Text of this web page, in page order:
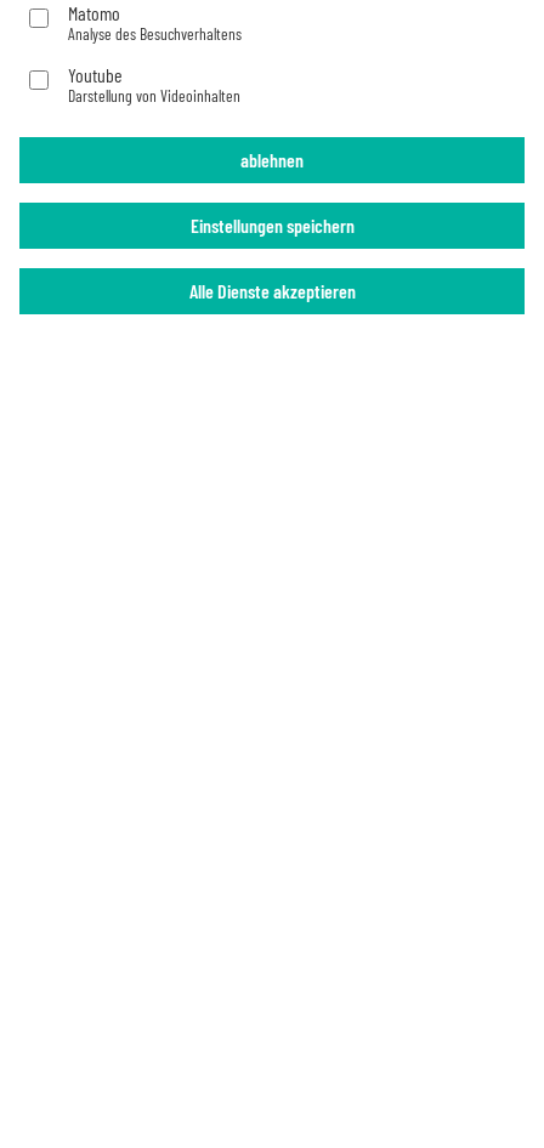
Jetzt abonnieren
Impressum Datenschutz
Matomo
Analyse des Besuchverhaltens
Youtube
Darstellung von Videoinhalten
Alle Dienste akzeptieren
Einstellungen speichern
ablehnen